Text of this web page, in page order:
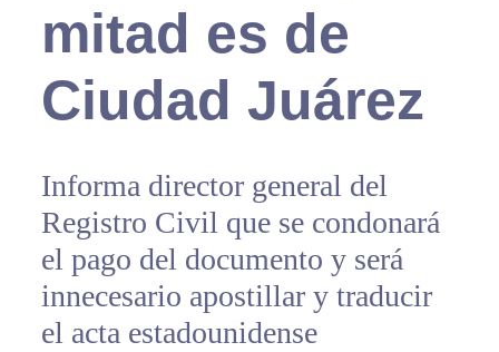
mitad es de
Ciudad Juárez
Informa director general del
Registro Civil que se condonará
el pago del documento y será
innecesario apostillar y traducir
el acta estadounidense